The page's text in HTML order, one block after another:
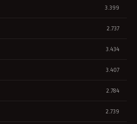
3.399
2.737
3.434
3.407
2.784
2.739